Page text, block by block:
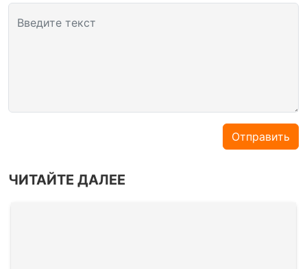
Введите текст
Отправить
ЧИТАЙТЕ ДАЛЕЕ